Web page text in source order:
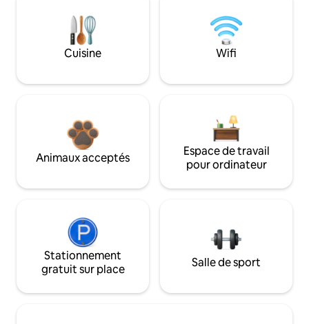
Cuisine Wifi
Animaux acceptés
Espace de travail
pour ordinateur
Stationnement
gratuit sur place
Salle de sport